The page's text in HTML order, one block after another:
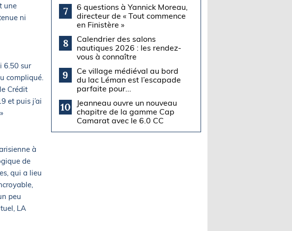
une
ni
6.50 sur
compliqué.
Crédit
et puis j’ai
à
de
qui a lieu
peu
LA
7
6 questions à Yannick Moreau,
directeur de « Tout commence
en Finistère »
8
Calendrier des salons
nautiques 2026 : les rendez-
vous à connaître
9
Ce village médiéval au bord
du lac Léman est l’escapade
parfaite pour...
10
Jeanneau ouvre un nouveau
chapitre de la gamme Cap
Camarat avec le 6.0 CC